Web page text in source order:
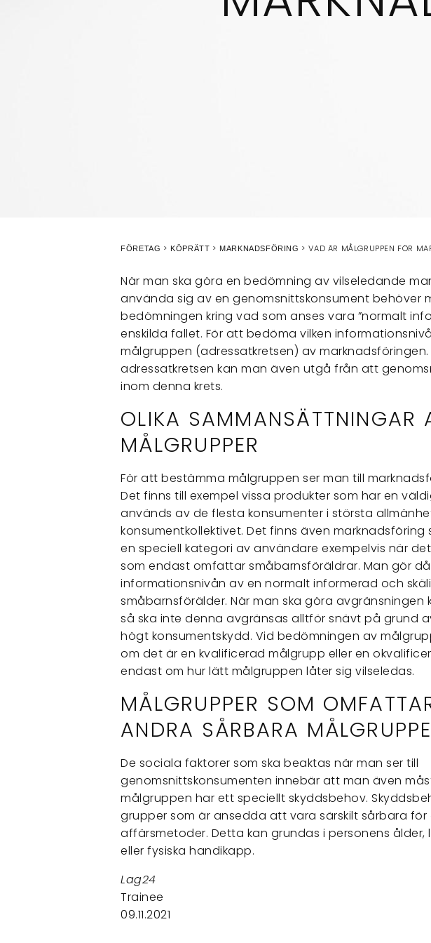
FÖRETAG KÖPRÄTT MARKNADSFÖRING VAD ÄR MÅLGRUPPEN FÖR
När man ska göra en bedömning av vilseledande
använda sig av en genomsnittskonsument behöver
bedömningen kring vad som anses vara ”normalt
enskilda fallet. För att bedöma vilken
målgruppen (adressatkretsen) av
adressatkretsen kan man även utgå från att
inom denna krets.
OLIKA SAMMANSÄTTNINGAR
MÅLGRUPPER
För att bestämma målgruppen ser man till
Det finns till exempel vissa produkter som har en
används av de flesta konsumenter i största
konsumentkollektivet. Det finns även marknadsföring
en speciell kategori av användare exempelvis när
som endast omfattar småbarnsföräldrar. Man gör
informationsnivån av en normalt informerad och
småbarnsförälder. När man ska göra avgränsningen
så ska inte denna avgränsas alltför snävt på grund
högt konsumentskydd. Vid bedömningen av
om det är en kvalificerad målgrupp eller en
endast om hur lätt målgruppen låter sig vilseledas.
MÅLGRUPPER SOM
ANDRA SÅRBARA
De sociala faktorer som ska beaktas när man ser till
genomsnittskonsumenten innebär att man även
målgruppen har ett speciellt skyddsbehov.
grupper som är ansedda att vara särskilt sårbara för
affärsmetoder. Detta kan grundas i personens
eller fysiska handikapp.
Lag24
Trainee
09.11.2021